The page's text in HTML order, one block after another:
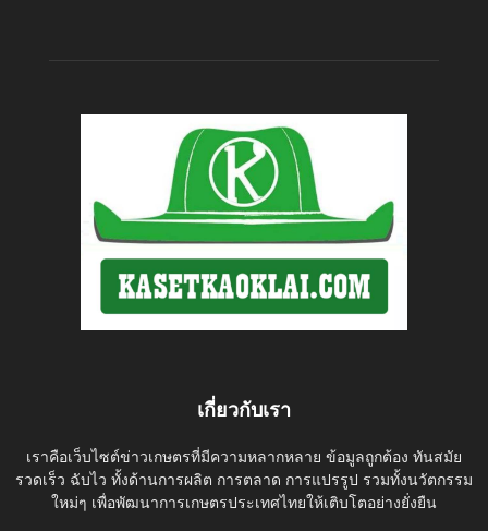
เกี่ยวกับเรา
เราคือเว็บไซต์ข่าวเกษตรที่มีความหลากหลาย ข้อมูลถูกต้อง ทันสมัย
รวดเร็ว ฉับไว ทั้งด้านการผลิต การตลาด การแปรรูป รวมทั้งนวัตกรรม
ใหม่ๆ เพื่อพัฒนาการเกษตรประเทศไทยให้เติบโตอย่างยั่งยืน